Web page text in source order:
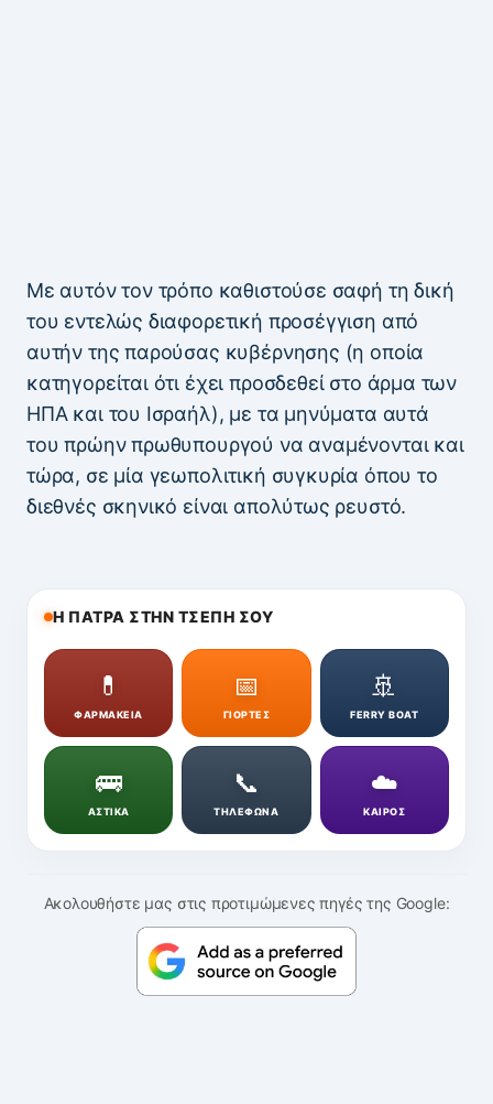
Με αυτόν τον τρόπο καθιστούσε σαφή τη δική
του εντελώς διαφορετική προσέγγιση από
αυτήν της παρούσας κυβέρνησης (η οποία
κατηγορείται ότι έχει προσδεθεί στο άρμα των
ΗΠΑ και του Ισραήλ), με τα μηνύματα αυτά
του πρώην πρωθυπουργού να αναμένονται και
τώρα, σε μία γεωπολιτική συγκυρία όπου το
διεθνές σκηνικό είναι απολύτως ρευστό.
Η ΠΑΤΡΑ ΣΤΗΝ ΤΣΕΠΗ ΣΟΥ
💊
ΦΑΡΜΑΚΕΙΑ
📅
ΓΙΟΡΤΕΣ
🚢
FERRY BOAT
🚌
ΑΣΤΙΚΑ
📞
ΤΗΛΕΦΩΝΑ
☁️
ΚΑΙΡΟΣ
Ακολουθήστε μας στις προτιμώμενες πηγές της Google: